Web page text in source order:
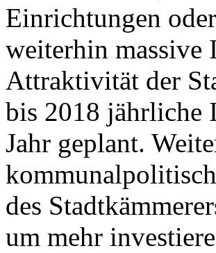
Einrichtungen
weiterhin massive
Attraktivität der
bis 2018 jährliche
Jahr geplant.
des
um mehr